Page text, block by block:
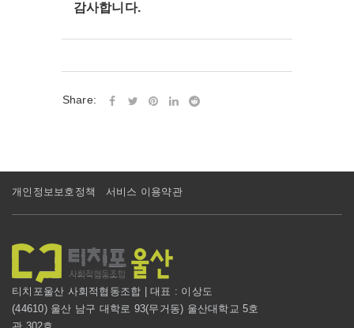
감사합니다.​
Share:
개인정보보호정책 서비스 이용약관
티치포울산 사회적협동조합 | 대표 : 이상도
(44610) 울산 남구 대학로 93(무거동) 울산대학교 5호